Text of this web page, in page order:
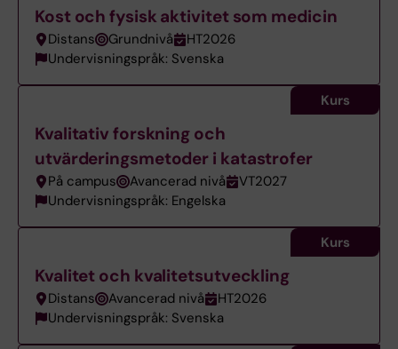
Kost och fysisk aktivitet som medicin
Distans Grundnivå
HT2026
Undervisningspråk: Svenska
Kvalitativ forskning och
utvärderingsmetoder i katastrofer
På campus Avancerad nivå
VT2027
Undervisningspråk: Engelska
Kurs
Kvalitet och kvalitetsutveckling
Distans Avancerad nivå
HT2026
Undervisningspråk: Svenska
Kurs